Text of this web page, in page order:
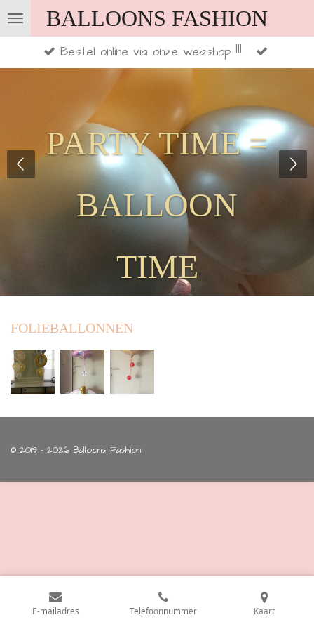
Ga
direct
BALLOONS FASHION
Bestel online via onze webshop !!!
PARTY TIME =
BALLOON
TIME
FOLIEBALLONNEN
© 2019 - 2026 Balloons Fashion
E-mailadres Telefoonnummer Kaart